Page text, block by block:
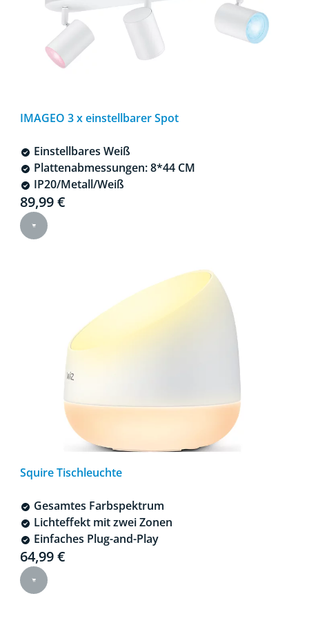
IMAGEO 3 x einstellbarer Spot
Einstellbares Weiß
Plattenabmessungen: 8*44 CM
IP20/Metall/Weiß
Current price is 89,99 €
89,99 €
Squire Tischleuchte
Gesamtes Farbspektrum
Lichteffekt mit zwei Zonen
Einfaches Plug-and-Play
Current price is 64,99 €
64,99 €